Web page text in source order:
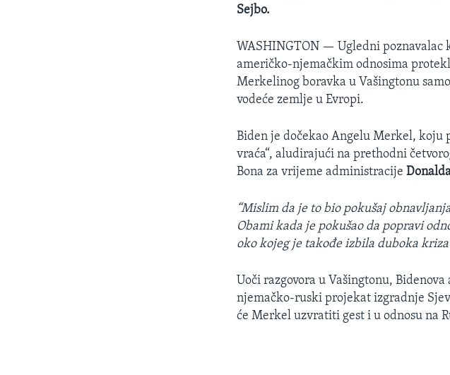
Sejbo.
WASHINGTON — Ugledni
američko-njemačkim odnosima
Merkelinog boravka u Vašingtonu
vodeće zemlje u Evropi.
Biden je dočekao Angelu Merkel, koju
vraća“, aludirajući na prethodni
Bona za vrijeme administracije
“Mislim da je to bio pokušaj
Obami kada je pokušao da popravi
oko kojeg je takođe izbila duboka
Uoči razgovora u Vašingtonu,
njemačko-ruski projekat izgradnje
će Merkel uzvratiti gest i u odnosu na